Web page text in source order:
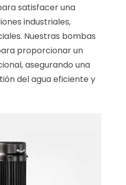
satisfacer una
industriales,
Nuestras bombas
proporcionar un
asegurando una
del agua eficiente y